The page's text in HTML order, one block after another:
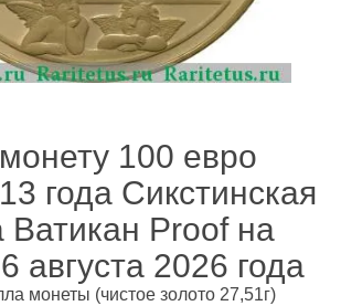
100 евро
года Сикстинская
Proof на
августа 2026 года
монеты (чистое золото 27,51г)